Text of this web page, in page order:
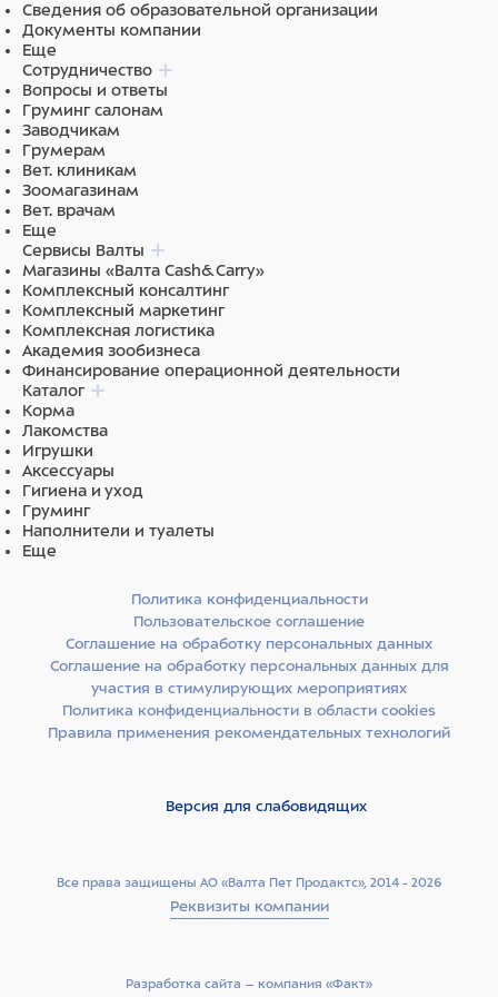
Функциональные добавки — Омега-6 и Омега-3,
глюкозамин, хондроитин. Жирные кислоты помогают
поддерживать здоровье кожи и шерсти, играют
важную роль в поддержании здоровья сердечно-
сосудистой системы, обладают
противовоспалительными свойствами. Глюкозамин и
хондроитин способствуют здоровью суставов,
восстанавливают хрящевую ткань
Бурые водоросли ASCOPHYLLUM NODOSUM
уменьшают зубной налет, неприятный запах,
кровоточивость десен, сокращают образование
зубного камня. Получается, что во время еды
питомец одновременно чистит зубы: Ascophyllum
nodosum размягчает зубной налет, а при жевании
сухих гранул этот налет механически удаляется.
0% искусственных красителей, ароматизаторов,
консервантов.
0% ГМО.
0% химической обработки сырья.
Основные источники белка в корме — свежее мясо утки
и фазана. Это редко встречающиеся ингредиенты,
возникновению аллергических реакций. Утка и фазан
богаты белками, поэтому они легко усваиваются и
являются отличными источниками незаменимых
аминокислот, витаминов и минералов.
Источники углеводов — спельта, бурый рис, ячмень, овес
и просо. Специально подобраны злаки с разным
постепенно, а значит, чувство голода не наступает
Источники клетчатки — свекольная пульпа, волокна
гороха и люцерновая мука. Свекольная пульпа
мука способствует размножению полезной микрофлоры
Сведения об образовательной организации
Документы компании
Еще
Сотрудничество
Вопросы и ответы
Груминг салонам
Заводчикам
Грумерам
Вет. клиникам
Зоомагазинам
Вет. врачам
Еще
Сервисы Валты
Магазины «Валта Cash&Carry»
Комплексный консалтинг
Комплексный маркетинг
Комплексная логистика
Академия зообизнеса
Финансирование операционной деятельности
Каталог
Корма
Лакомства
Игрушки
Аксессуары
Гигиена и уход
Груминг
Наполнители и туалеты
Еще
Все права защищены АО «Валта Пет Продактс», 2014 - 2026
Реквизиты компании
Политика конфиденциальности
Пользовательское соглашение
Соглашение на обработку персональных данных
Соглашение на обработку персональных данных для
участия в стимулирующих мероприятиях
Политика конфиденциальности в области cookies
Правила применения рекомендательных технологий
Версия для слабовидящих
Разработка сайта –­ компания «Факт»